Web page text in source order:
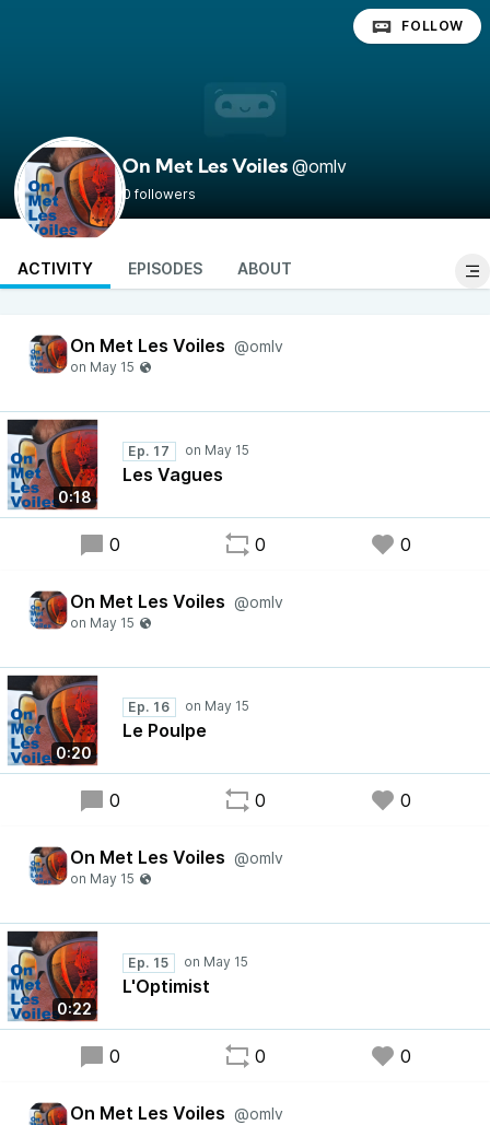
On Met Les Voiles @omlv
0 followers
FOLLOW
ACTIVITY EPISODES ABOUT
On Met Les Voiles @omlv
0:18
Ep. 17
Les Vagues
0 0 0
On Met Les Voiles @omlv
0:20
Ep. 16
Le Poulpe
0 0 0
On Met Les Voiles @omlv
0:22
Ep. 15
L'Optimist
0 0 0
On Met Les Voiles @omlv